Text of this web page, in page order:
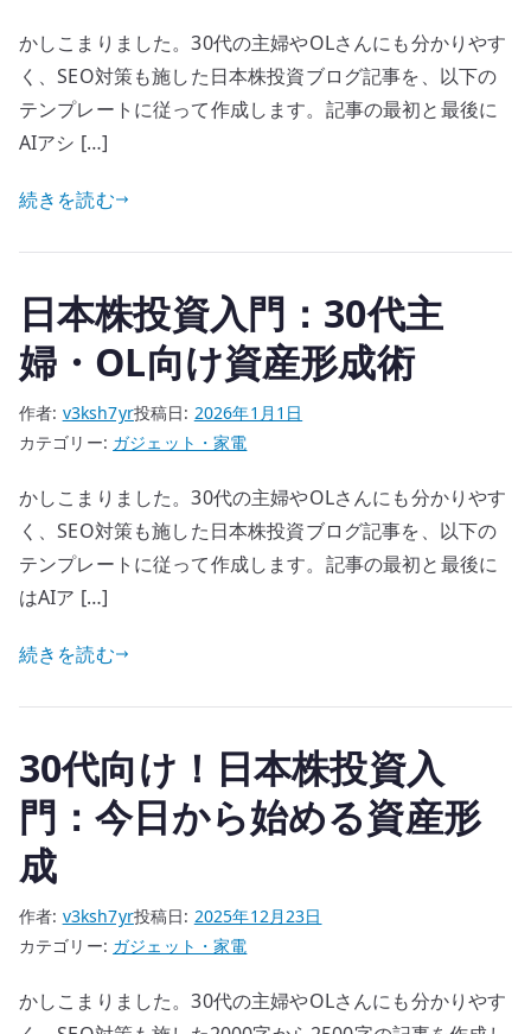
かしこまりました。30代の主婦やOLさんにも分かりやす
く、SEO対策も施した日本株投資ブログ記事を、以下の
テンプレートに従って作成します。記事の最初と最後に
AIアシ […]
続きを読む
日本株投資入門：30代主
婦・OL向け資産形成術
作者: v3ksh7yr投稿日: 2026年1月1日
カテゴリー: ガジェット・家電
かしこまりました。30代の主婦やOLさんにも分かりやす
く、SEO対策も施した日本株投資ブログ記事を、以下の
テンプレートに従って作成します。記事の最初と最後に
はAIア […]
続きを読む
30代向け！日本株投資入
門：今日から始める資産形
成
作者: v3ksh7yr投稿日: 2025年12月23日
カテゴリー: ガジェット・家電
かしこまりました。30代の主婦やOLさんにも分かりやす